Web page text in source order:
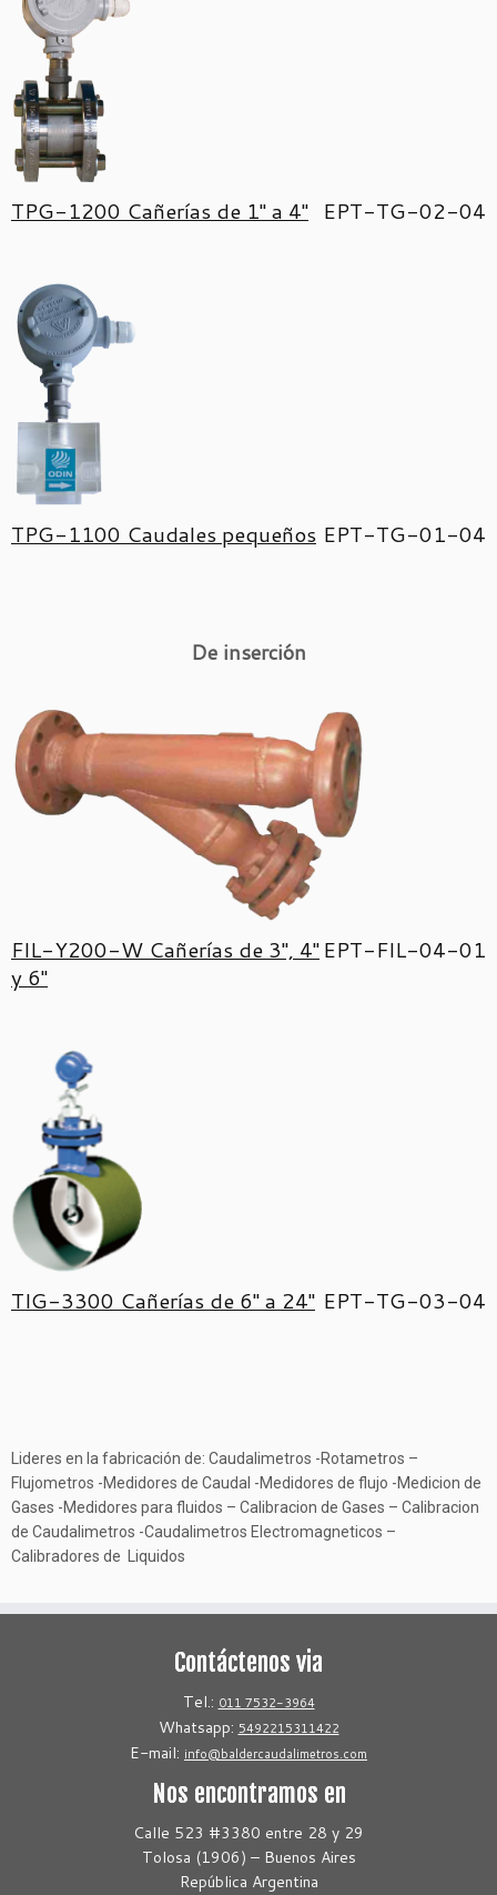
TPG-1200 Cañerías de 1'' a 4'' EPT-TG-02-04
TPG-1100 Caudales pequeños EPT-TG-01-04
De inserción
FIL-Y200-W Cañerías de 3'', 4''
y 6''
EPT-FIL-04-01
TIG-3300 Cañerías de 6'' a 24'' EPT-TG-03-04
Lideres en la fabricación de: Caudalimetros -Rotametros –
Flujometros -Medidores de Caudal -Medidores de flujo -Medicion de
Gases -Medidores para fluidos – Calibracion de Gases – Calibracion
de Caudalimetros -Caudalimetros Electromagneticos –
Calibradores de Liquidos
Contáctenos via
Tel.: 011 7532-3964
Whatsapp: 5492215311422
E-mail: info@baldercaudalimetros.com
Nos encontramos en
Calle 523 #3380 entre 28 y 29
Tolosa (1906) – Buenos Aires
República Argentina